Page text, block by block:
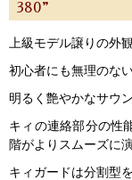
380”
上級モデル譲りの外
初心者にも無理のな
明るく艶やかなサウ
キィの連絡部分の性
階がよりスムーズに
キィガードは分割型